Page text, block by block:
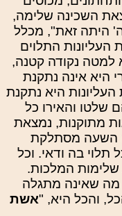
השכינה שלימה,
היתה זאת", מכלל
התלוים
למטה נקודה קטנה,
היא אינה נתקנת
היא נתקנת
שלטו והאירו כל
מתוקנות, נמצאת
השעה מסתלקת
תלוי בה ודאי. וכל
שלימות המלכות.
מה שאינה מתגלה
והכל היא, "אשת